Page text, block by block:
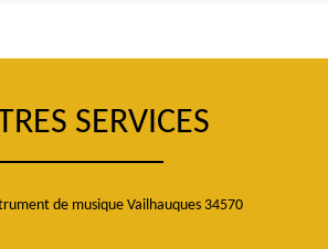
SERVICES
de musique Vailhauques 34570